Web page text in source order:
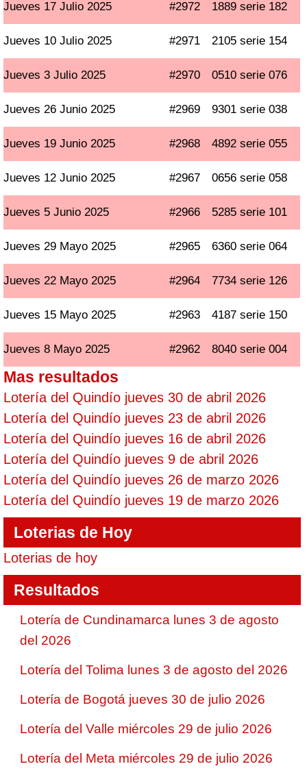
Jueves 17 Julio 2025 #2972 1889 serie 182
Jueves 10 Julio 2025 #2971 2105 serie 154
Jueves 3 Julio 2025 #2970 0510 serie 076
Jueves 26 Junio 2025 #2969 9301 serie 038
Jueves 19 Junio 2025 #2968 4892 serie 055
Jueves 12 Junio 2025 #2967 0656 serie 058
Jueves 5 Junio 2025 #2966 5285 serie 101
Jueves 29 Mayo 2025 #2965 6360 serie 064
Jueves 22 Mayo 2025 #2964 7734 serie 126
Jueves 15 Mayo 2025 #2963 4187 serie 150
Jueves 8 Mayo 2025 #2962 8040 serie 004
Mas resultados
Lotería del Quindío jueves 30 de abril 2026
Lotería del Quindío jueves 23 de abril 2026
Lotería del Quindío jueves 16 de abril 2026
Lotería del Quindío jueves 9 de abril 2026
Lotería del Quindío jueves 26 de marzo 2026
Lotería del Quindío jueves 19 de marzo 2026
Loterias de Hoy
Loterias de hoy
Resultados
Lotería de Cundinamarca lunes 3 de agosto
del 2026
Lotería del Tolima lunes 3 de agosto del 2026
Lotería de Bogotá jueves 30 de julio 2026
Lotería del Valle miércoles 29 de julio 2026
Lotería del Meta miércoles 29 de julio 2026